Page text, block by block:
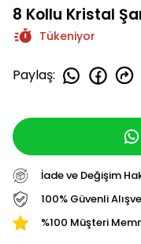
8 Kollu Kristal
Tükeniyor
Paylaş:
İade ve Değişim
100% Güvenli
%100 Müşteri